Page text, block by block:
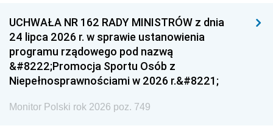
UCHWAŁA NR 162 RADY MINISTRÓW z dnia
24 lipca 2026 r. w sprawie ustanowienia
programu rządowego pod nazwą
&#8222;Promocja Sportu Osób z
Niepełnosprawnościami w 2026 r.&#8221;
Monitor Polski rok 2026 poz. 749